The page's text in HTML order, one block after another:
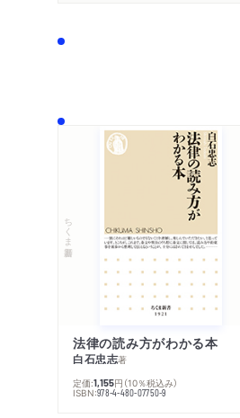
ちくま新書
法律の読み方がわかる本
白石忠志著
定価:1,155円 （10％税込み）
ISBN:978-4-480-07750-9